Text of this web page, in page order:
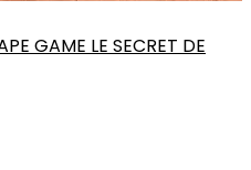
GAME LE SECRET DE